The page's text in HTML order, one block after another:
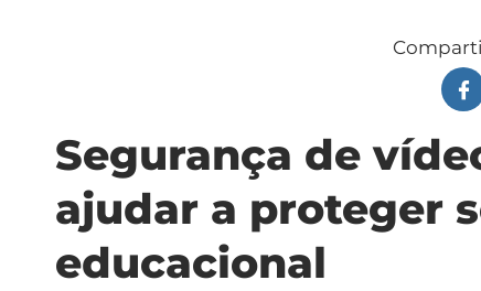
Segurança de
ajudar a proteger
educacional